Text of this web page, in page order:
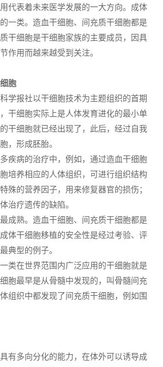
代表着未来医学发展的一大方向。成体
一类。造血干细胞、间充质干细胞都是
干细胞是干细胞家族的主要成员，因具
作用而越来越受到关注。
胞
学报社以干细胞技术为主题组织的首期
干细胞实际上是人体发育进化的最小单
干细胞就已经出现了，此后，经过自我
，形成胚胎。
疾病的治疗中，例如，通过造血干细胞
培养相应的人体组织，可进行组织结构
殊的营养因子，用来修复器官的损伤；
治疗遗传的缺陷。
成熟。造血干细胞、间充质干细胞都是
体干细胞移植的安全性是经过考验、评
典型的例子。
类在世界范围内广泛应用的干细胞就是
胞最早是从骨髓中发现的，叫骨髓间充
组织中都发现了间充质干细胞，例如围
有多向分化的能力，在体外可以诱导成